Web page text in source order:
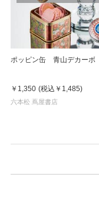
ポッピン缶 青山デカーボ
￥1,350 (税込 ￥1,485)
六本松 蔦屋書店